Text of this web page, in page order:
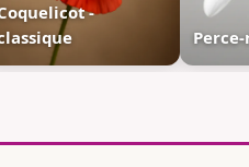
-